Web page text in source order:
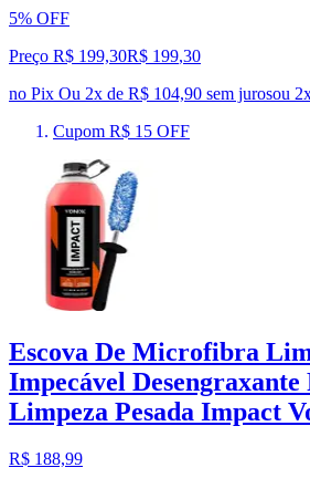
5% OFF
Preço R$ 199,30R$ 199,30
no Pix Ou 2x de R$ 104,90 sem jurosou 2
Cupom R$ 15 OFF
Escova De Microfibra
Impecável
Limpeza Pesada Impact
R$ 188,99